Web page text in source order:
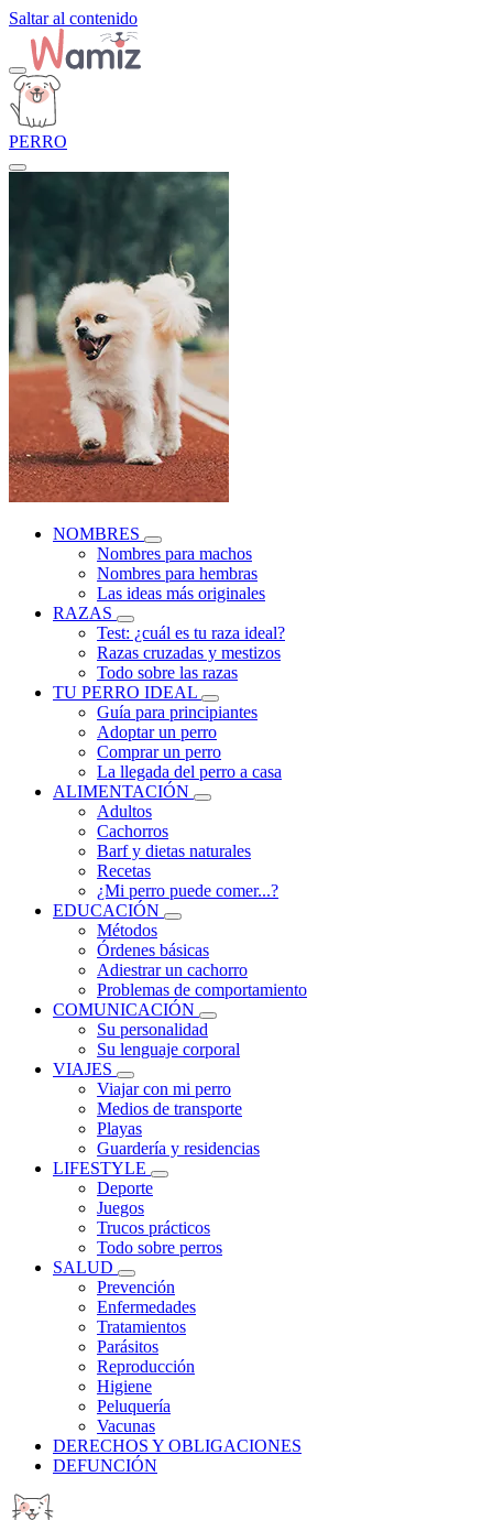
Saltar al contenido
PERRO
NOMBRES
Nombres para machos
Nombres para hembras
Las ideas más originales
RAZAS
Test: ¿cuál es tu raza ideal?
Razas cruzadas y mestizos
Todo sobre las razas
TU PERRO IDEAL
Guía para principiantes
Adoptar un perro
Comprar un perro
La llegada del perro a casa
ALIMENTACIÓN
Adultos
Cachorros
Barf y dietas naturales
Recetas
¿Mi perro puede comer...?
EDUCACIÓN
Métodos
Órdenes básicas
Adiestrar un cachorro
Problemas de comportamiento
COMUNICACIÓN
Su personalidad
Su lenguaje corporal
VIAJES
Viajar con mi perro
Medios de transporte
Playas
Guardería y residencias
LIFESTYLE
Deporte
Juegos
Trucos prácticos
Todo sobre perros
SALUD
Prevención
Enfermedades
Tratamientos
Parásitos
Reproducción
Higiene
Peluquería
Vacunas
DERECHOS Y OBLIGACIONES
DEFUNCIÓN